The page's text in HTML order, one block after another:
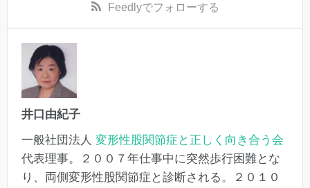
Feedlyでフォローする
井口由紀子
一般社団法人 変形性股関節症と正しく向き合う会
代表理事。２００７年仕事中に突然歩行困難とな
り、両側変形性股関節症と診断される。２０１０